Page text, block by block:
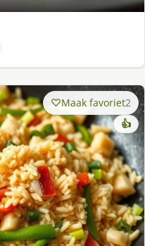
Maak favoriet2
👍